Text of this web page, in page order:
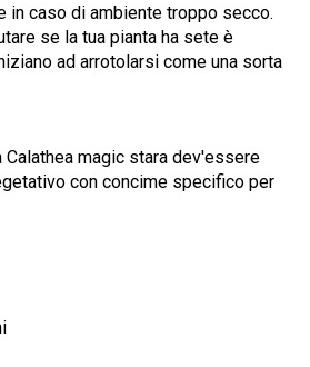
in caso di ambiente troppo secco.
se la tua pianta ha sete è
ad arrotolarsi come una sorta
magic stara dev'essere
con concime specifico per